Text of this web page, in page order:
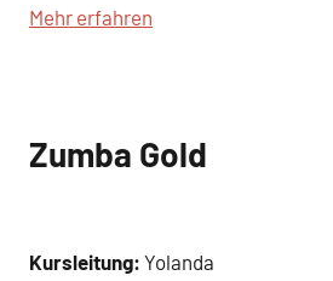
Mehr erfahren
Zumba Gold
Kursleitung: Yolanda